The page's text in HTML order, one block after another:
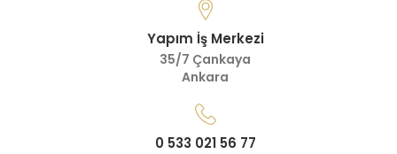
Yapım İş Merkezi
35/7 Çankaya
Ankara
0 533 021 56 77